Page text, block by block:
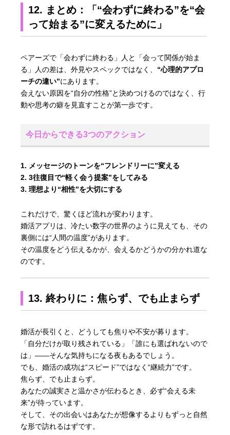
12. まとめ：「“会わずに終わる”を“会
って始まる”に変えるために」
ペアーズで「会わずに終わる」人と「会って関係が始ま
る」人の差は、外見やスペックではなく、 “心理的アプロ
ーチの違い”にあります。
会えない原因を“自分の性格”と決めつけるのではなく、行
動や思考の癖を見直すことが第一歩です。
今日からできる3つのアクション
メッセージのトーンを“フレンドリーに”変える
3往復目で“軽く会う提案”をしてみる
理想より“相性”を大切にする
これだけで、驚くほど流れが変わります。
婚活アプリは、冷たい数字の世界のように見えても、その
裏側には“人間の温度”があります。
その温度をどう伝えるかが、会えるかどうかの分かれ道な
のです。
13. 終わりに：焦らず、でも止まらず
婚活が長引くと、どうしても焦りや不安が募ります。
「自分だけが取り残されている」「誰にも選ばれないので
は」――そんな気持ちになる夜もあるでしょう。
でも、婚活の成功は“スピード”ではなく“継続力”です。
焦らず、でも止まらず。
あなたの誠実さと温かさが伝わるとき、必ず“会える未
来”が待っています。
そして、その出会いはあなたが想像するよりもずっと自然
な形で訪れるはずです。